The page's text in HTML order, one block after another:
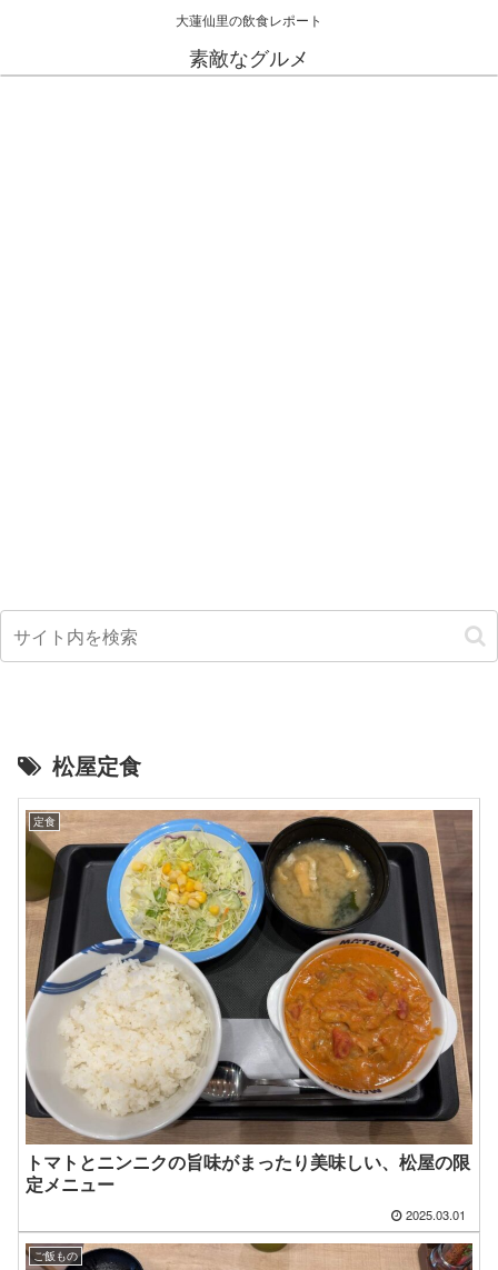
大蓮仙里の飲食レポート
素敵なグルメ
松屋定食
定食
トマトとニンニクの旨味がまったり美味しい、松屋の限
定メニュー
2025.03.01
ご飯もの